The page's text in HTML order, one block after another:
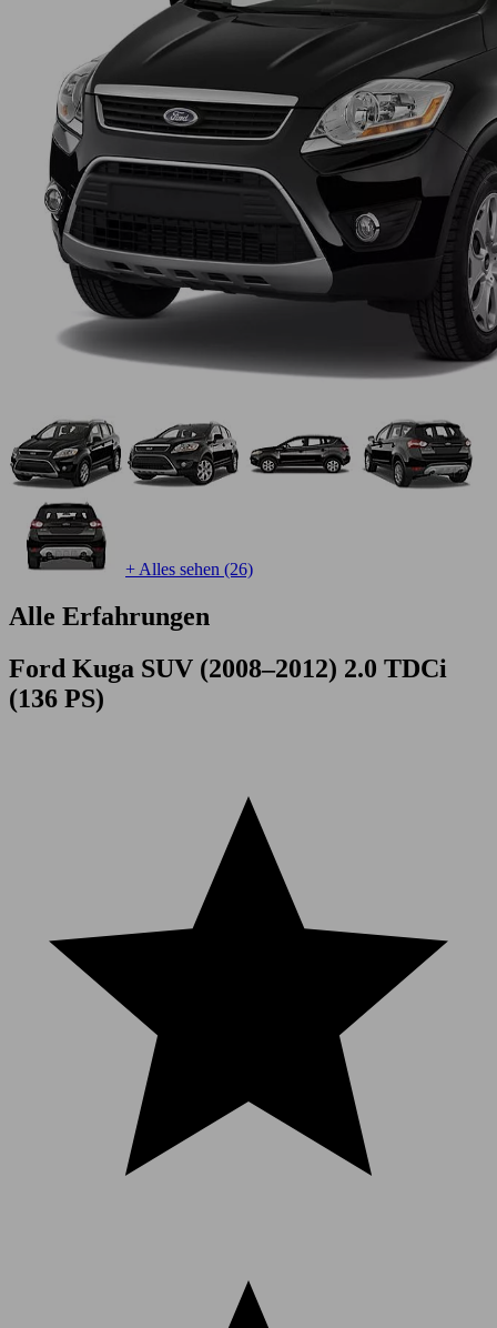
+ Alles sehen (26)
Alle Erfahrungen
Ford Kuga SUV (2008–2012) 2.0 TDCi
(136 PS)